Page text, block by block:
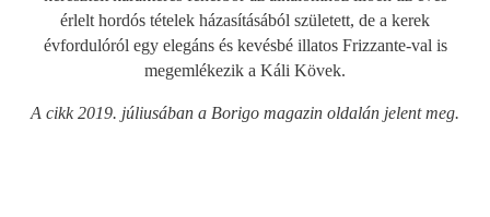
érlelt hordós tételek házasításából született, de a kerek
évfordulóról egy elegáns és kevésbé illatos Frizzante-val is
megemlékezik a Káli Kövek.
A cikk 2019. júliusában a Borigo magazin oldalán jelent meg.